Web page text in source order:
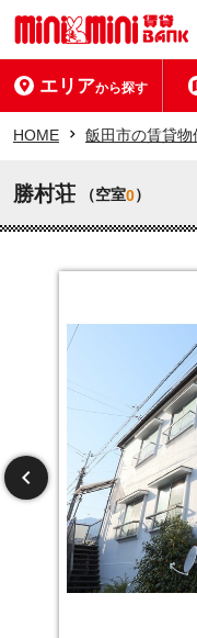
エリアから探す
HOME 飯田市の賃貸物
勝村荘 （空室0）